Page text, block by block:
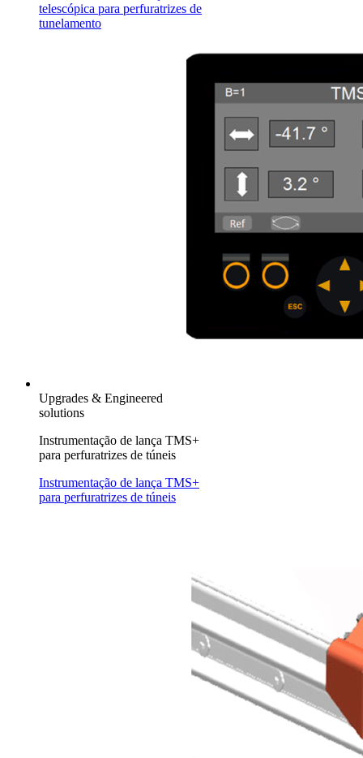
telescópica para perfuratrizes de
tunelamento
Upgrades & Engineered
solutions
Instrumentação de lança TMS+
para perfuratrizes de túneis
Instrumentação de lança TMS+
para perfuratrizes de túneis